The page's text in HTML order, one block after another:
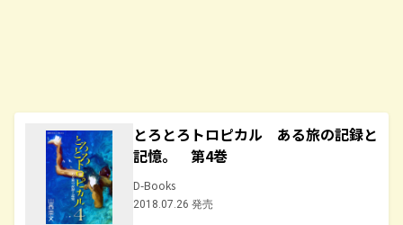
とろとろトロピカル ある旅の記録と
記憶。 第4巻
D-Books
2018.07.26 発売